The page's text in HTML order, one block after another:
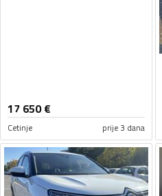
17 650€
Cetinje prije 3 dana